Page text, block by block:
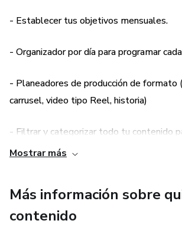
- Establecer tus objetivos mensuales.
- Organizador por día para programar
- Planeadores de producción de formato
carrusel, video tipo Reel, historia)
- Filtrar y categorizar todo tu contenido
publicaciones debes prestarle la mayor
- Conocer el estado actual de cada
Mostrar más
Más información sobre
contenido